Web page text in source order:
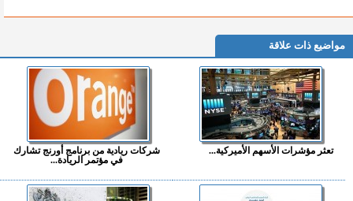
مواضيع ذات علاقة
تعثر مؤشرات الأسهم الأميركية...
شركات ريادية من برنامج أورنج تشارك
في مؤتمر الريادة...